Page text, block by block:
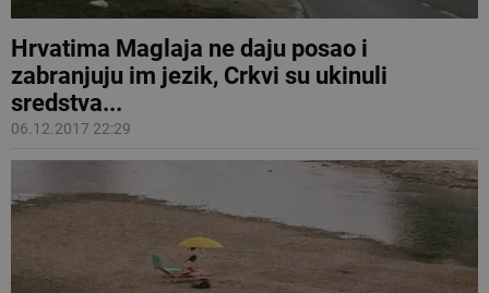
Hrvatima Maglaja ne daju posao i
zabranjuju im jezik, Crkvi su ukinuli
sredstva...
06.12.2017 22:29